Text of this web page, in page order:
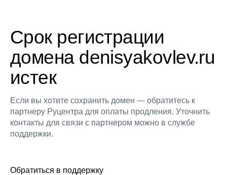
Срок регистрации
домена denisyakovlev.ru
истек
Если вы хотите сохранить домен — обратитесь к
партнеру Руцентра для оплаты продления. Уточнить
контакты для связи с партнером можно в службе
поддержки.
Обратиться в поддержку